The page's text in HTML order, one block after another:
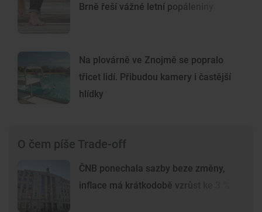
Brně řeší vážné letní popáleniny
Na plovárně ve Znojmě se popralo
třicet lidí. Přibudou kamery i častější
hlídky
O čem píše Trade-off
ČNB ponechala sazby beze změny,
inflace má krátkodobě vzrůst ke 3 %